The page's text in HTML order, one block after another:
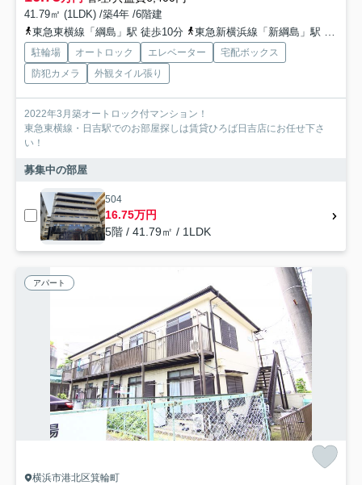
41.79㎡ (1LDK) /築4年 /6階建
東急東横線「綱島」駅 徒歩10分
東急新横浜線「新綱島」駅 徒歩10分
駐輪場 オートロック エレベーター
宅配ボックス
防犯カメラ
外観タイル張り
2022年3月築オートロック付マンション！
東急東横線・日吉駅でのお部屋探しは賃貸ひろば日吉店にお任せ下さ
い！
募集中の部屋
504
16.75万円
5階 / 41.79㎡ / 1LDK
アパート
横浜市港北区箕輪町